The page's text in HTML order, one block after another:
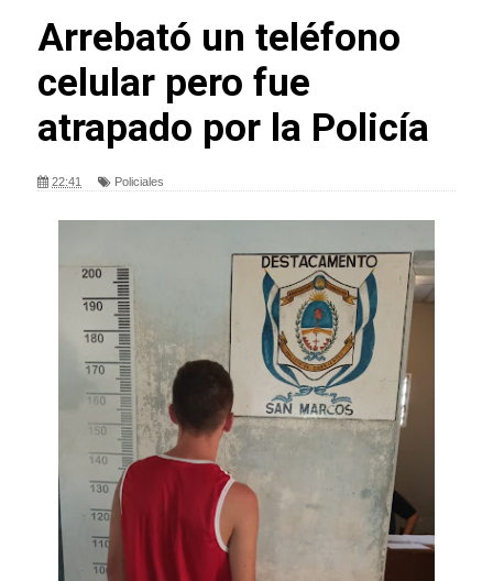
Arrebató un teléfono
celular pero fue
atrapado por la Policía
22:41 Policiales